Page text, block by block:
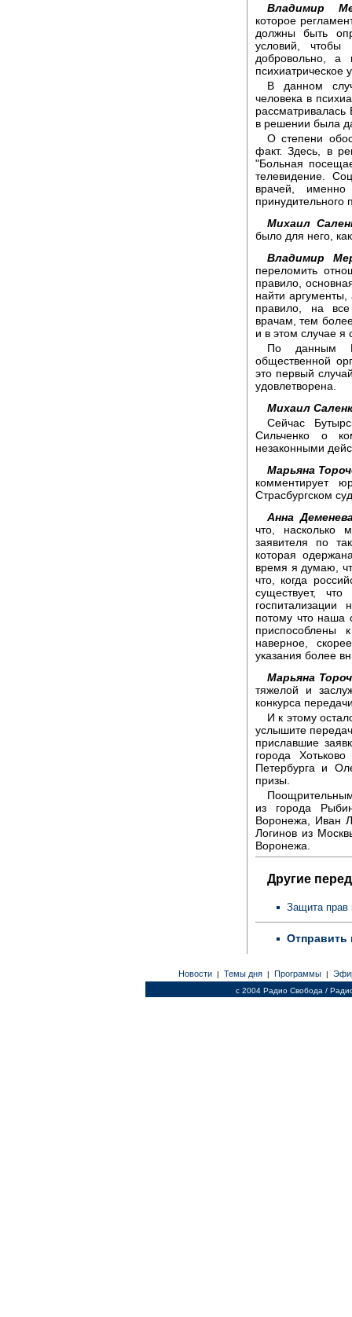
Владимир
которое
должны быть
условий, чтобы
добровольно, а
психиатрическое
В данном
человека в
в решении была
О степени
факт. Здесь, в
"Больная
телевидение.
врачей,
принудительного
Михаил
было для него,
Владимир
переломить
правило,
найти
правило, на
врачам, тем
и в этом случае я
По данным
общественной
это первый
удовлетворена.
Михаил
Сейчас
Сильченко о
незаконными
Марьяна
комментирует
Страсбургском
Анна
что, насколько
заявителя по
которая
время я думаю,
что, когда
существует, что
потому что наша
приспособлены
наверное,
указания более
Марьяна
тяжелой и
конкурса
И к этому
услышите
приславшие
города
Петербурга и
призы.
из города
Воронежа, Иван
Логинов из
Воронежа.
Другие
Защита прав
Отправить
Новости | Темы дня | Программы |
c 2004 Радио Свобода /